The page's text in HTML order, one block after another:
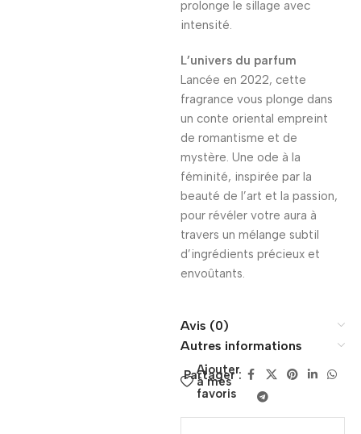
prolonge le sillage avec
intensité.
L’univers du parfum
Lancée en 2022, cette
fragrance vous plonge dans
un conte oriental empreint
de romantisme et de
mystère. Une ode à la
féminité, inspirée par la
beauté de l’art et la passion,
pour révéler votre aura à
travers un mélange subtil
d’ingrédients précieux et
envoûtants.
Avis (0)
Autres informations
Ajouter
à mes
favoris
Partager :